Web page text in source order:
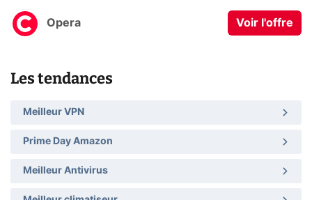
Opera Voir l'offre
Les tendances
Meilleur VPN
Prime Day Amazon
Meilleur Antivirus